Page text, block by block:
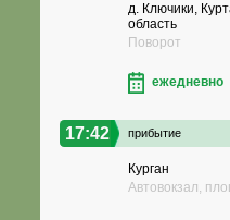
д. Ключики,
область
Поворот
ежедневно
17:42 прибытие
Курган
Автовокзал,